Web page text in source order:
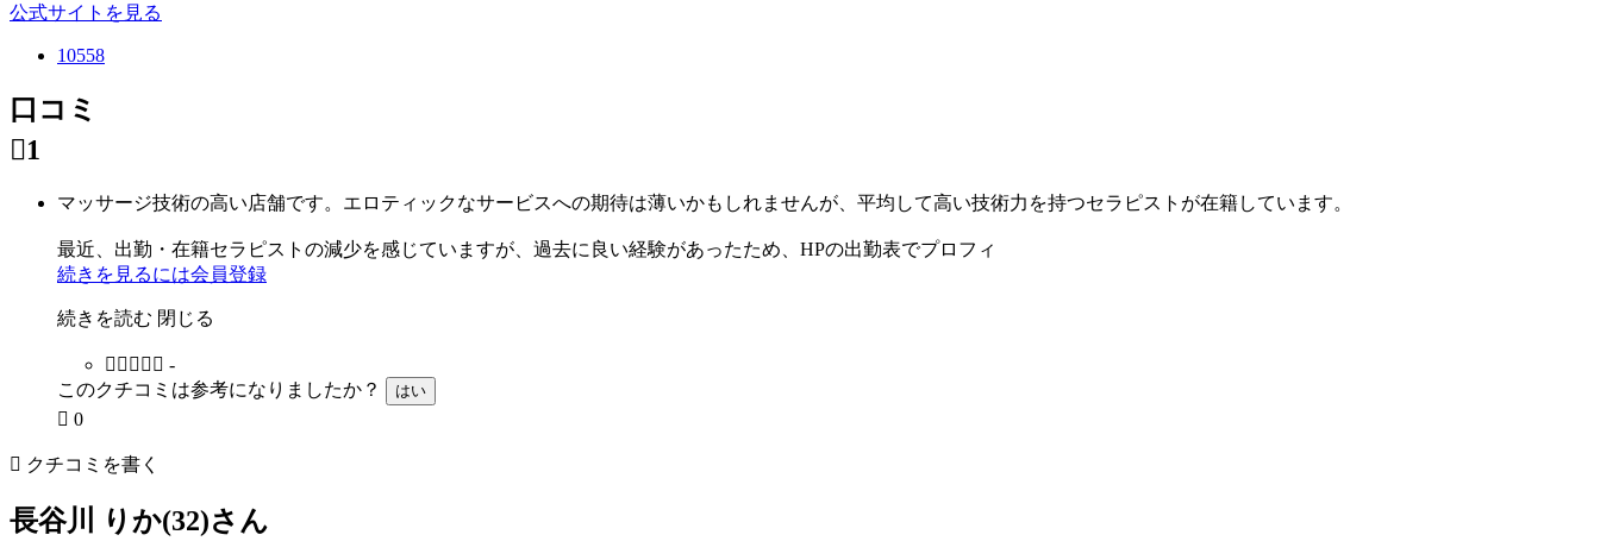
公式サイトを見る
10558
口コミ
1
マッサージ技術の高い店舗です。エロティックなサービスへの期待は薄いかもしれませんが、平均して高い技術力を持つセラピストが在籍しています。
最近、出勤・在籍セラピストの減少を感じていますが、過去に良い経験があったため、HPの出勤表でプロフィ
続きを見るには会員登録
続きを読む 閉じる
     -
このクチコミは参考になりましたか？
はい
 0
 クチコミを書く
長谷川 りか(32)さん